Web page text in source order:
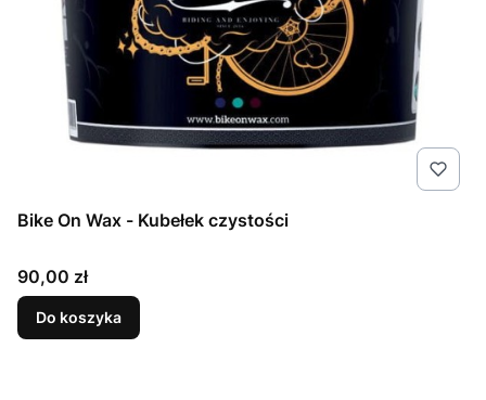
Bike On Wax - Kubełek czystości
Cena
90,00 zł
Do koszyka